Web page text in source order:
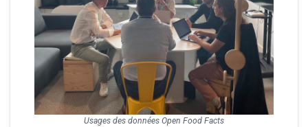
Usages des données Open Food Facts